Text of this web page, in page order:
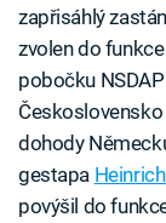
zapřisáhlý
zvolen do
pobočku
dohody
gestapa
povýšil do